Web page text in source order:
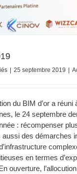
25 septembre 2019
du BIM d’or a réuni
le 24 septembre
: récompenser
aussi des démarches
en termes
ouverture,